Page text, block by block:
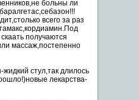
больны ли
всего за раз
получаются
массаж,постепенно
стул,так длилось
лекарства-